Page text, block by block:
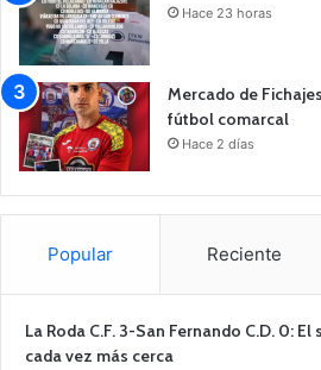
Hace 23 horas
Mercado de
fútbol comarcal
Hace 2 días
Popular Reciente
La Roda C.F. 3-San Fernando C.D. 0:
cada vez más cerca